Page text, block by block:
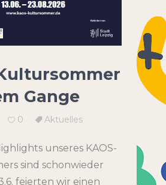
Gange
0 Aktuelles
unseres KAOS-
sind schonwieder
feierten wir einen